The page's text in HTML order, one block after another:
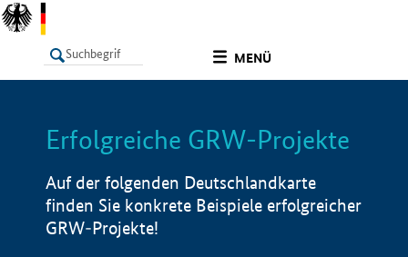
MENÜ
LISTE Info
Erfolgreiche GRW-Projekte
Auf der folgenden Deutschlandkarte
finden Sie konkrete Beispiele erfolgreicher
GRW-Projekte!